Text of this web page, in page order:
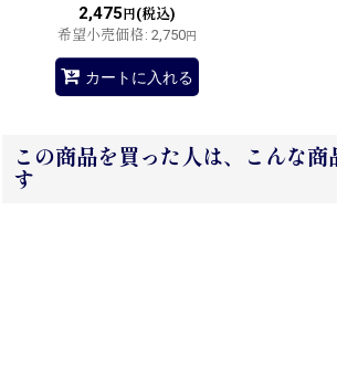
2,475 円(税込)
希望小売価格: 2,750円
カートに入れる
この商品を買った人は、こんな商
す